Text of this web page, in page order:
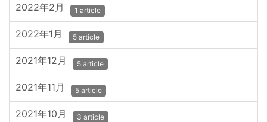
2022年2月 1 article
2022年1月 5 article
2021年12月 5 article
2021年11月 5 article
2021年10月 3 article